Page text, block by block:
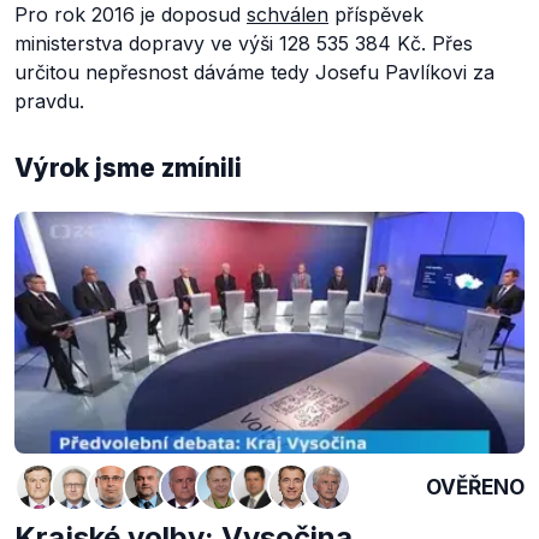
Pro rok 2016 je doposud schválen příspěvek
ministerstva dopravy ve výši 128 535 384 Kč. Přes
určitou nepřesnost dáváme tedy Josefu Pavlíkovi za
pravdu.
Výrok jsme zmínili
OVĚŘENO